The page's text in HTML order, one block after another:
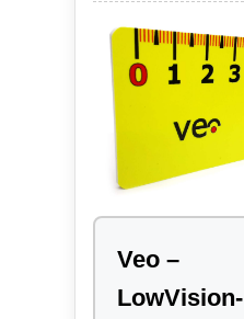
Veo –
LowVision-